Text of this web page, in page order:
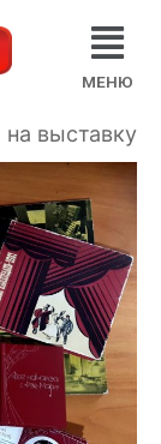
МЕНЮ
выставку